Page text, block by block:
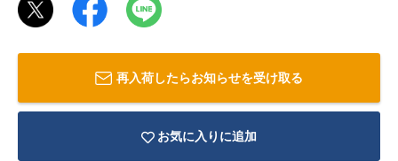
再入荷したらお知らせを受け取る
お気に入りに追加